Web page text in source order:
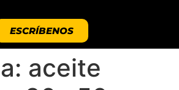
ESCRÍBENOS
aceite